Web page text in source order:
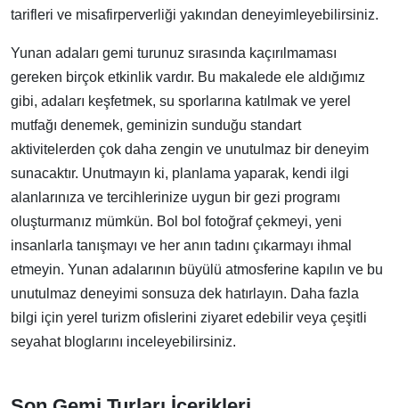
tarifleri ve misafirperverliği yakından deneyimleyebilirsiniz.
Yunan adaları gemi turunuz sırasında kaçırılmaması
gereken birçok etkinlik vardır. Bu makalede ele aldığımız
gibi, adaları keşfetmek, su sporlarına katılmak ve yerel
mutfağı denemek, geminizin sunduğu standart
aktivitelerden çok daha zengin ve unutulmaz bir deneyim
sunacaktır. Unutmayın ki, planlama yaparak, kendi ilgi
alanlarınıza ve tercihlerinize uygun bir gezi programı
oluşturmanız mümkün. Bol bol fotoğraf çekmeyi, yeni
insanlarla tanışmayı ve her anın tadını çıkarmayı ihmal
etmeyin. Yunan adalarının büyülü atmosferine kapılın ve bu
unutulmaz deneyimi sonsuza dek hatırlayın. Daha fazla
bilgi için yerel turizm ofislerini ziyaret edebilir veya çeşitli
seyahat bloglarını inceleyebilirsiniz.